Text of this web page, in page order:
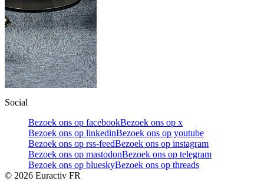
Social
Bezoek ons op facebookBezoek ons op x
Bezoek ons op linkedinBezoek ons op youtube
Bezoek ons op rss-feedBezoek ons op instagram
Bezoek ons op mastodonBezoek ons op telegram
Bezoek ons op blueskyBezoek ons op threads
© 2026 Euractiv FR